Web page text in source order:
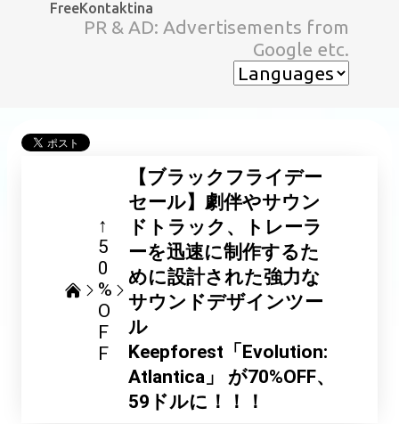
スキップしてメイン コンテンツに移動
FreeKontaktina
PR & AD: Advertisements from
Google etc.
↑
5
0
%
O
F
F
【ブラックフライデー
セール】劇伴やサウン
ドトラック、トレーラ
ーを迅速に制作するた
めに設計された強力な
サウンドデザインツー
ル
Keepforest「Evolution:
Atlantica」 が70%OFF、
59ドルに！！！